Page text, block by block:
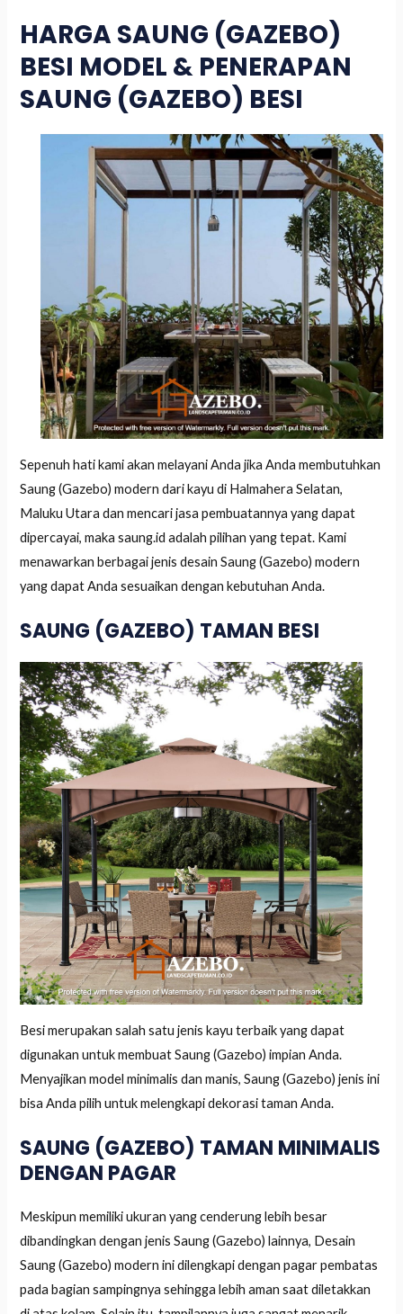
HARGA SAUNG (GAZEBO)
BESI MODEL & PENERAPAN
SAUNG (GAZEBO) BESI
Sepenuh hati kami akan melayani Anda jika Anda membutuhkan
Saung (Gazebo) modern dari kayu di Halmahera Selatan,
Maluku Utara dan mencari jasa pembuatannya yang dapat
dipercayai, maka saung.id adalah pilihan yang tepat. Kami
menawarkan berbagai jenis desain Saung (Gazebo) modern
yang dapat Anda sesuaikan dengan kebutuhan Anda.
SAUNG (GAZEBO) TAMAN BESI
Besi merupakan salah satu jenis kayu terbaik yang dapat
digunakan untuk membuat Saung (Gazebo) impian Anda.
Menyajikan model minimalis dan manis, Saung (Gazebo) jenis ini
bisa Anda pilih untuk melengkapi dekorasi taman Anda.
SAUNG (GAZEBO) TAMAN MINIMALIS
DENGAN PAGAR
Meskipun memiliki ukuran yang cenderung lebih besar
dibandingkan dengan jenis Saung (Gazebo) lainnya, Desain
Saung (Gazebo) modern ini dilengkapi dengan pagar pembatas
pada bagian sampingnya sehingga lebih aman saat diletakkan